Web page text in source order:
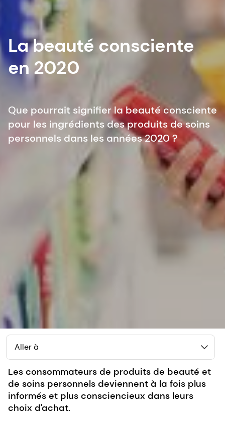
La beauté consciente
en 2020
Que pourrait signifier la beauté consciente
pour les ingrédients des produits de soins
personnels dans les années 2020 ?
Aller à
Les consommateurs de produits de beauté et
de soins personnels deviennent à la fois plus
informés et plus consciencieux dans leurs
choix d'achat.